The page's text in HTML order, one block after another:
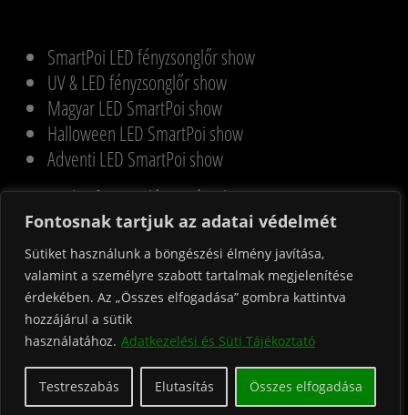
Fontosnak tartjuk az adatai védelmét
Sütiket használunk a böngészési élmény javítása,
valamint a személyre szabott tartalmak megjelenítése
érdekében. Az „Összes elfogadása” gombra kattintva
hozzájárul a sütik
használatához. Adatkezelési és Süti Tájékoztató
Testreszabás Elutasítás Összes elfogadása
SmartPoi LED fényzsonglőr show
UV & LED fényzsonglőr show
Magyar LED SmartPoi show
Halloween LED SmartPoi show
Adventi LED SmartPoi show
Karika, függöny légtornász show
Légtornász pezsgő szerviz
Páros akrobata show
Gólyalábas szórakoztatás
Cirkuszvarázs zsonglőr foglalkozás
© Tűzvarázs Produkció | +36 30 204 0061 |
hello@tuzvarazs.hu